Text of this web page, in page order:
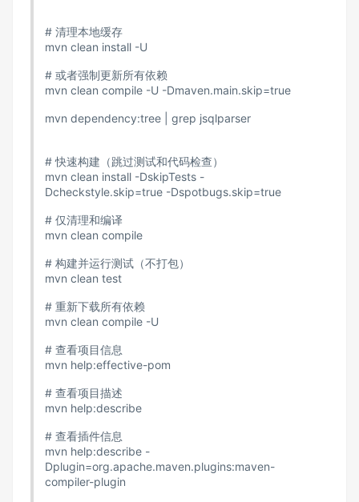
# 清理本地缓存
mvn clean install -U
# 或者强制更新所有依赖
mvn clean compile -U -Dmaven.main.skip=true
mvn dependency:tree | grep jsqlparser
# 快速构建（跳过测试和代码检查）
mvn clean install -DskipTests -
Dcheckstyle.skip=true -Dspotbugs.skip=true
# 仅清理和编译
mvn clean compile
# 构建并运行测试（不打包）
mvn clean test
# 重新下载所有依赖
mvn clean compile -U
# 查看项目信息
mvn help:effective-pom
# 查看项目描述
mvn help:describe
# 查看插件信息
mvn help:describe -
Dplugin=org.apache.maven.plugins:maven-
compiler-plugin